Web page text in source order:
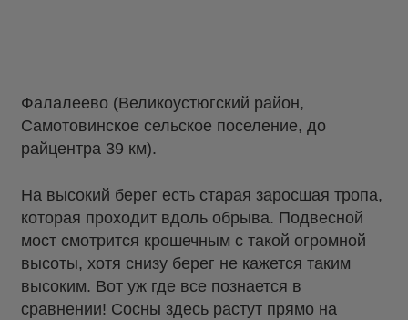
Фалалеево (Великоустюгский район,
Самотовинское сельское поселение, до
райцентра 39 км).
На высокий берег есть старая заросшая тропа,
которая проходит вдоль обрыва. Подвесной
мост смотрится крошечным с такой огромной
высоты, хотя снизу берег не кажется таким
высоким. Вот уж где все познается в
сравнении! Сосны здесь растут прямо на